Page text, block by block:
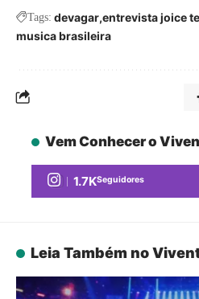
Tags: devagar entrevista joice
musica brasileira
Vem Conhecer o
1.7KSeguidores
Leia Também no